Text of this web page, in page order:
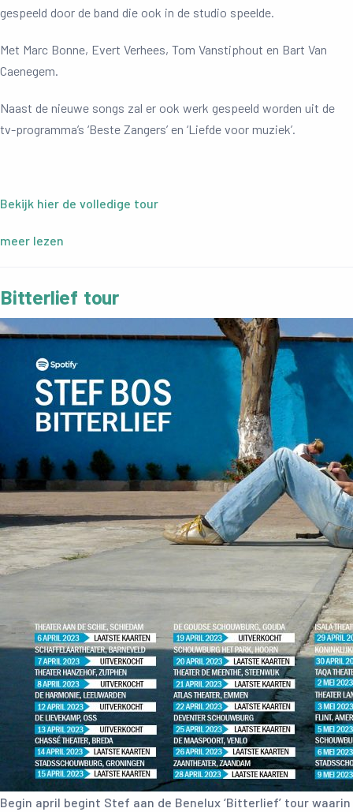
gespeeld door de band die ook in de studio speelde.
Met Marc Bonne, Evert Verhees, Tom Vanstiphout en Bart Van
Caenegem.
Naast de nieuwe songs zal er ook werk gespeeld worden uit de
tv-programma’s ‘Beste Zangers’ en ‘Liefde voor muziek’.
Bekijk hier de volledige tour
meer lezen
Bitterlief tour
Begin april begint Stef aan de Benelux ‘Bitterlief’ tour waarin